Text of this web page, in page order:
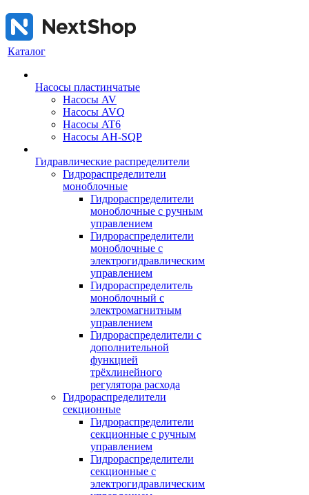
Каталог
Насосы пластинчатые
Насосы AV
Насосы AVQ
Насосы AT6
Насосы AH-SQP
Гидравлические распределители
Гидрораспределители
моноблочные
Гидрораспределители
моноблочные с ручным
управлением
Гидрораспределители
моноблочные с
электрогидравлическим
управлением
Гидрораспределитель
моноблочный с
электромагнитным
управлением
Гидрораспределители с
дополнительной
функцией
трёхлинейного
регулятора расхода
Гидрораспределители
секционные
Гидрораспределители
секционные с ручным
управлением
Гидрораспределители
секционные с
электрогидравлическим